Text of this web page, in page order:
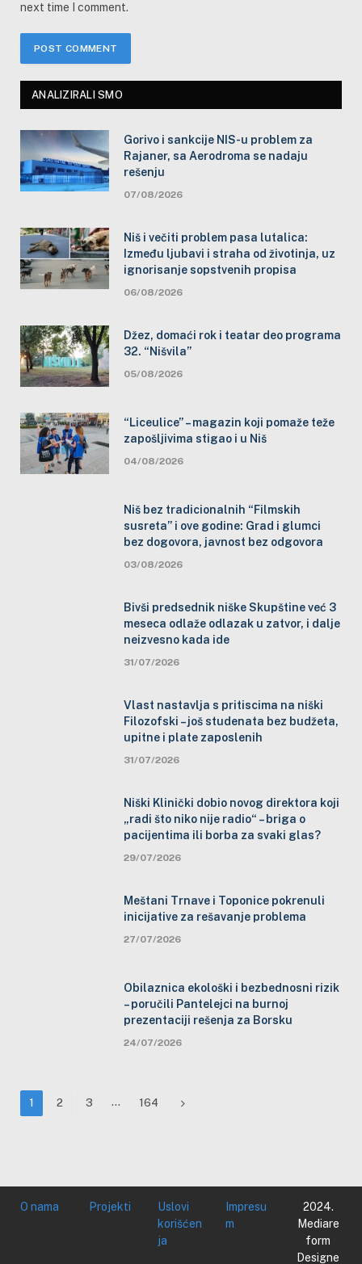
next time I comment.
ANALIZIRALI SMO
Gorivo i sankcije NIS-u problem za
Rajaner, sa Aerodroma se nadaju
rešenju
07/08/2026
Niš i večiti problem pasa lutalica:
Između ljubavi i straha od životinja, uz
ignorisanje sopstvenih propisa
06/08/2026
Džez, domaći rok i teatar deo programa
32. “Nišvila”
05/08/2026
“Liceulice” – magazin koji pomaže teže
zapošljivima stigao i u Niš
04/08/2026
Niš bez tradicionalnih “Filmskih
susreta” i ove godine: Grad i glumci
bez dogovora, javnost bez odgovora
03/08/2026
Bivši predsednik niške Skupštine već 3
meseca odlaže odlazak u zatvor, i dalje
neizvesno kada ide
31/07/2026
Vlast nastavlja s pritiscima na niški
Filozofski – još studenata bez budžeta,
upitne i plate zaposlenih
31/07/2026
Niški Klinički dobio novog direktora koji
„radi što niko nije radio“ – briga o
pacijentima ili borba za svaki glas?
29/07/2026
Meštani Trnave i Toponice pokrenuli
inicijative za rešavanje problema
27/07/2026
Obilaznica ekološki i bezbednosni rizik
– poručili Pantelejci na burnoj
prezentaciji rešenja za Borsku
24/07/2026
1 2 3 … 164 Next
O nama Projekti
Uslovi
korišćen
ja
Impresu
m
2024.
Mediare
form
Designe